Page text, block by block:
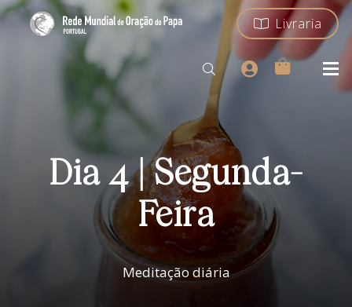
Livraria
Dia 4 | Segunda-
Feira
Meditação diária